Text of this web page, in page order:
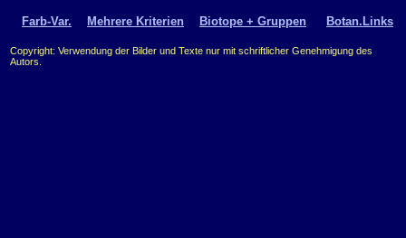
Farb-Var. Mehrere Kriterien Biotope + Gruppen Botan.Links
Copyright: Verwendung der Bilder und Texte nur mit schriftlicher Genehmigung des
Autors.